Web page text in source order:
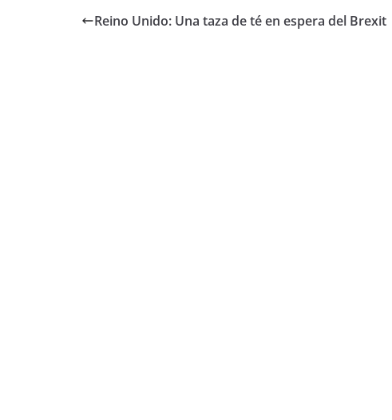
Reino Unido: Una taza de té en espera del Brexit